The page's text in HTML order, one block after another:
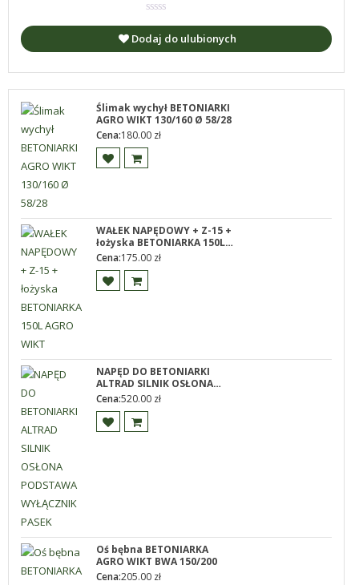
także
części
Dodaj do ulubionych
Ślimak wychył BETONIARKI
AGRO WIKT 130/160 Ø 58/28
Cena:180.00 zł
WAŁEK NAPĘDOWY + Z-15 +
łożyska BETONIARKA 150L
AGRO WIKT
Cena:175.00 zł
NAPĘD DO BETONIARKI
ALTRAD SILNIK OSŁONA
PODSTAWA WYŁĄCZNIK
Cena:520.00 zł
Oś bębna BETONIARKA
AGRO WIKT BWA 150/200
Cena:205.00 zł